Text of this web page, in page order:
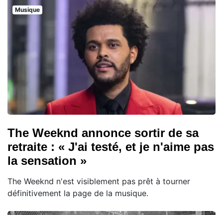
Musique
The Weeknd annonce sortir de sa
retraite : « J'ai testé, et je n'aime pas
la sensation »
The Weeknd n'est visiblement pas prêt à tourner
définitivement la page de la musique.